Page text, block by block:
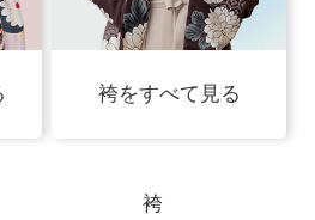
袴をすべて見る
袴